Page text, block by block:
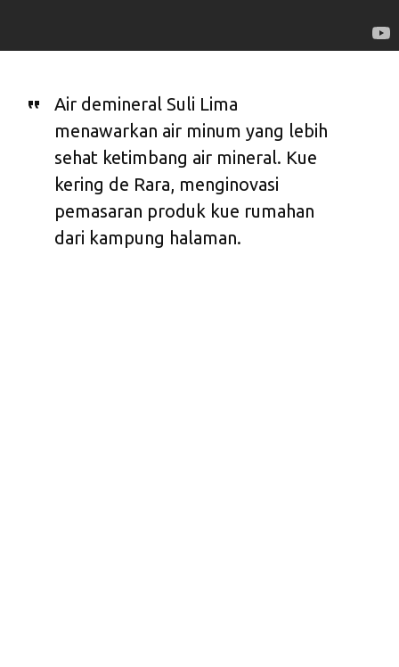
Air demineral Suli Lima
menawarkan air minum yang lebih
sehat ketimbang air mineral. Kue
kering de Rara, menginovasi
pemasaran produk kue rumahan
dari kampung halaman.